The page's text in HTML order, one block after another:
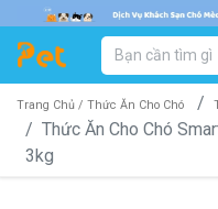
DANH
SẢN PHẨM DÀNH CHO
SẨN PHẨM THEO
Trang Chủ / Thức Ăn Cho Chó
Thức Ăn Cho Chó
3kg